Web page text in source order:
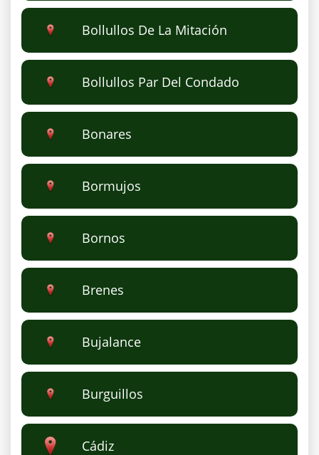
Bollullos De La Mitación
Bollullos Par Del Condado
Bonares
Bormujos
Bornos
Brenes
Bujalance
Burguillos
Cádiz